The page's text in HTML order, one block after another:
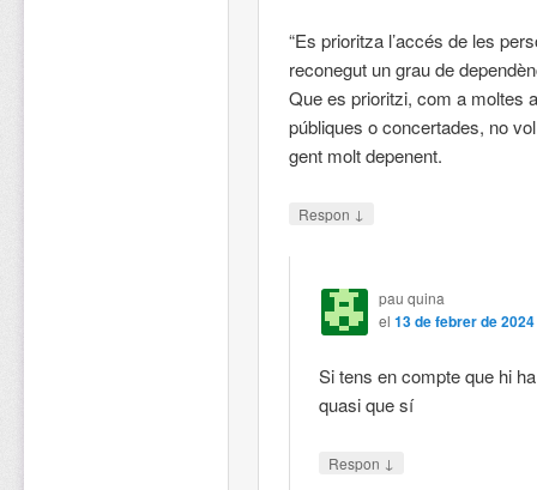
“Es prioritza l’accés de les
reconegut un grau de
Que es prioritzi, com a moltes
públiques o concertades, no
gent molt depenent.
Respon ↓
pau quina
el13 de febrer de
Si tens en compte que hi
quasi que sí
Respon ↓